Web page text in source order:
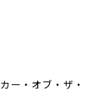
ー・オブ・ザ・